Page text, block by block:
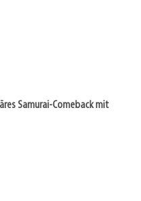
Samurai-Comeback mit